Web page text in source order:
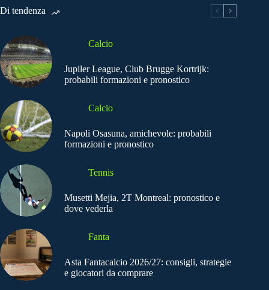
Di tendenza
Calcio
Jupiler League, Club Brugge Kortrijk:
probabili formazioni e pronostico
Calcio
Napoli Osasuna, amichevole: probabili
formazioni e pronostico
Tennis
Musetti Mejia, 2T Montreal: pronostico e
dove vederla
Fanta
Asta Fantacalcio 2026/27: consigli, strategie
e giocatori da comprare